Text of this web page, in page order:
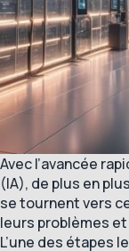
Avec l’avancée
(IA), de plus en
se tournent vers
leurs problèmes
L’une des étapes